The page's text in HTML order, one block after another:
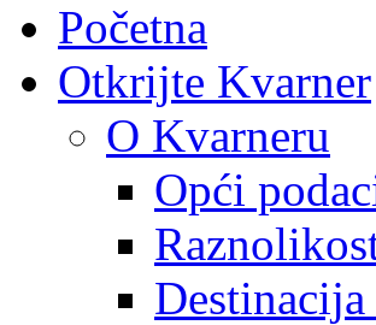
Početna
Otkrijte Kvarner
O Kvarneru
Opći